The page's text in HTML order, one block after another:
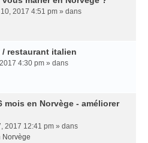
2017 4:51 pm » dans
restaurant italien
4:30 pm » dans
mois en Norvège - améliorer
2017 12:41 pm » dans
Norvège